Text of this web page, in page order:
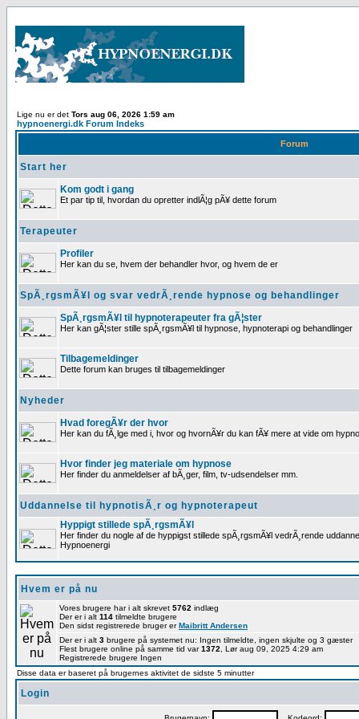
Lige nu er det Tors aug 06, 2026 1:59 am
hypnoenergi.dk Forum Indeks
Forum
Start her
Kom godt i gang
Et par tip til, hvordan du opretter indlÃ¦g pÃ¥ dette forum
Terapeuter
Profiler
Her kan du se, hvem der behandler hvor, og hvem de er
SpÃ¸rgsmÃ¥l og svar vedrÃ¸rende hypnose og behandlinger
SpÃ¸rgsmÃ¥l til hypnoterapeuter fra gÃ¦ster
Her kan gÃ¦ster stille spÃ¸rgsmÃ¥l til hypnose, hypnoterapi og behandlinger
Tilbagemeldinger
Dette forum kan bruges til tilbagemeldinger
Nyheder
Hvad foregÃ¥r der hvor
Her kan du fÃ¸lge med i, hvor og hvornÃ¥r du kan fÃ¥ mere at vide om
Hvor finder jeg materiale om hypnose
Her finder du anmeldelser af bÃ¸ger, film, tv-udsendelser mm.
Uddannelse til hypnotisÃ¸r og hypnoterapeut
Hyppigt stillede spÃ¸rgsmÃ¥l
Her finder du nogle af de hyppigst stillede spÃ¸rgsmÃ¥l vedrÃ¸rende
Hypnoenergi
Hvem er på nu
Vores brugere har i alt skrevet 5762 indlæg
Der er i alt 114 tilmeldte brugere
Den sidst registrerede bruger erMaibritt Andersen
Der er i alt 3 brugere på systemet nu: Ingen tilmeldte, ingen skjulte og 3
Flest brugere online på samme tid var1372 , Lør aug 09, 2025 4:29 am
Registrerede brugere Ingen
Disse data er baseret på brugernes aktivitet de sidste 5 minutter
Login